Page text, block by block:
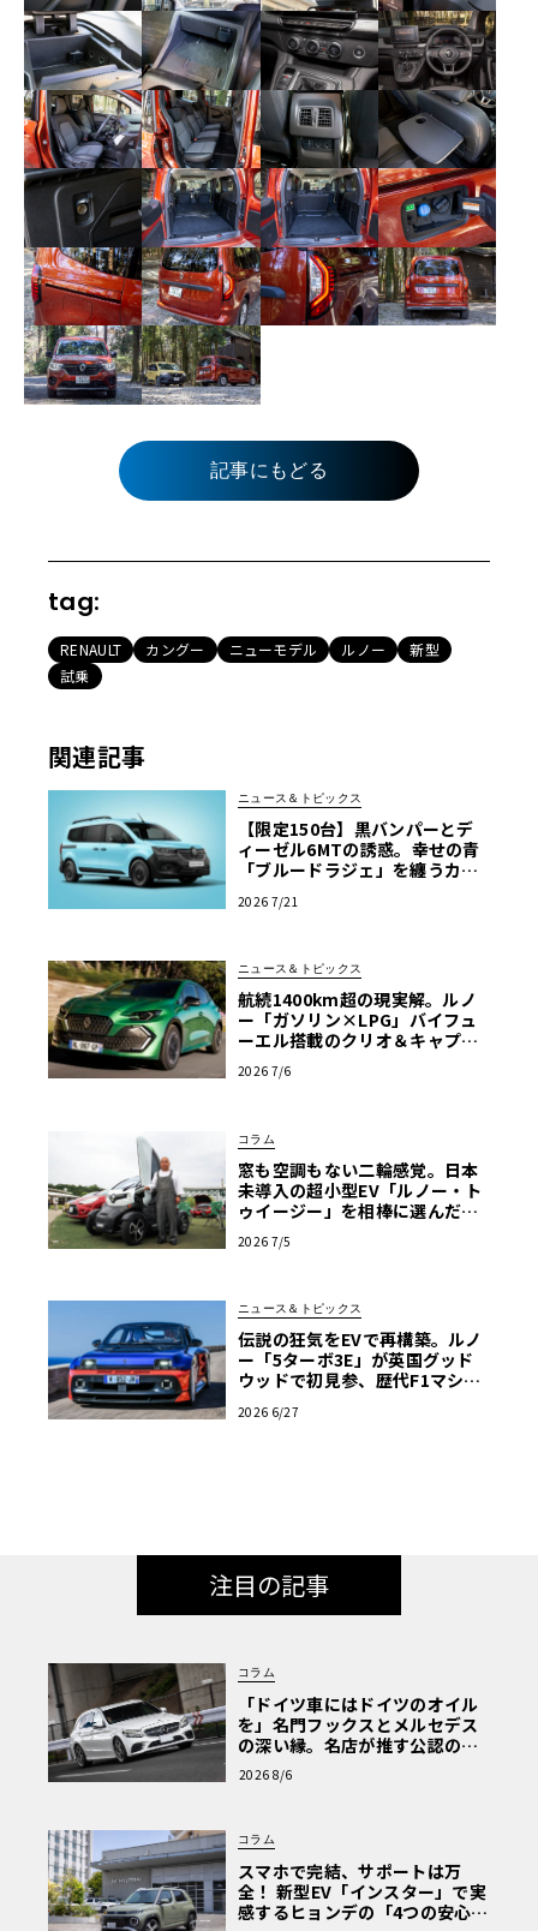
記事にもどる
tag:
RENAULT カングー ニューモデル ルノー
新型
試乗
関連記事
ニュース＆トピックス
【限定150台】黒バンパーとデ
ィーゼル6MTの誘惑。幸せの青
「ブルードラジェ」を纏うカン
2026 7/21
ニュース＆トピックス
航続1400km超の現実解。ルノ
ー「ガソリン×LPG」バイフュ
ーエル搭載のクリオ＆キャプチ
2026 7/6
コラム
窓も空調もない二輪感覚。日本
未導入の超小型EV「ルノー・ト
ゥイージー」を相棒に選んだ理
2026 7/5
ニュース＆トピックス
伝説の狂気をEVで再構築。ルノ
ー「5ターボ3E」が英国グッド
ウッドで初見参、歴代F1マシン
2026 6/27
注目の記事
コラム
「ドイツ車にはドイツのオイル
を」名門フックスとメルセデス
の深い縁。名店が推す公認の安
心と、Cクラスで味わうシルキー
な走り〈PR〉
2026 8/6
コラム
スマホで完結、サポートは万
全！ 新型EV「インスター」で実
感するヒョンデの「4つの安心」